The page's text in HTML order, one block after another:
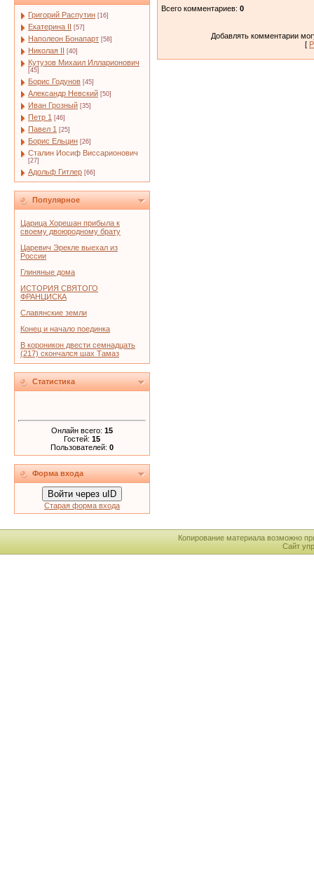
Григорий Распутин [16]
Екатерина II [57]
Наполеон Бонапарт [58]
Николая II [40]
Кутузов Михаил Илларионович
[45]
Борис Годунов [45]
Александр Невский [50]
Иван Грозный [35]
Петр 1 [46]
Павел 1 [25]
Борис Ельцин [26]
Сталин Иосиф Виссарионович
[27]
Адольф Гитлер [66]
Популярное
Царица Хорешан прибыла к
своему двоюродному брату
Царевич Эрекле выехал из
России
Глиняные дома
ИСТОРИЯ СВЯТОГО
ФРАНЦИСКА
Славянские земли
Конец и начало поединка
В короникон двести семнадцать
(217) скончался шах Тамаз
Статистика
Онлайн всего: 15
Гостей: 15
Пользователей: 0
Форма входа
Войти через uID
Старая форма входа
Всего комментариев: 0
Добавлять комментарии
[
Копирование материала возможно
Сайт